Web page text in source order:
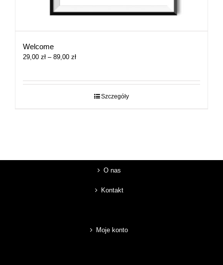
Welcome
29,00 zł – 89,00 złZakres
29,00 zł
Szczegóły
O nas
Kontakt
Moje konto